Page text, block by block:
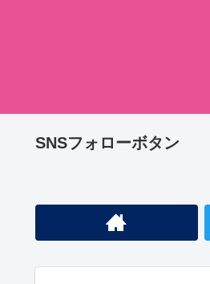
SNSフォローボタン